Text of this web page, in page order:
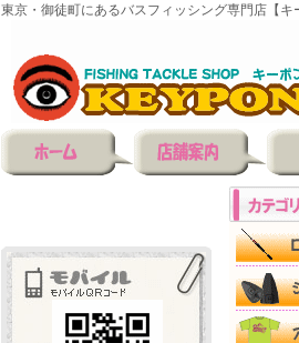
東京・御徒町にあるバスフィッシング専門店【